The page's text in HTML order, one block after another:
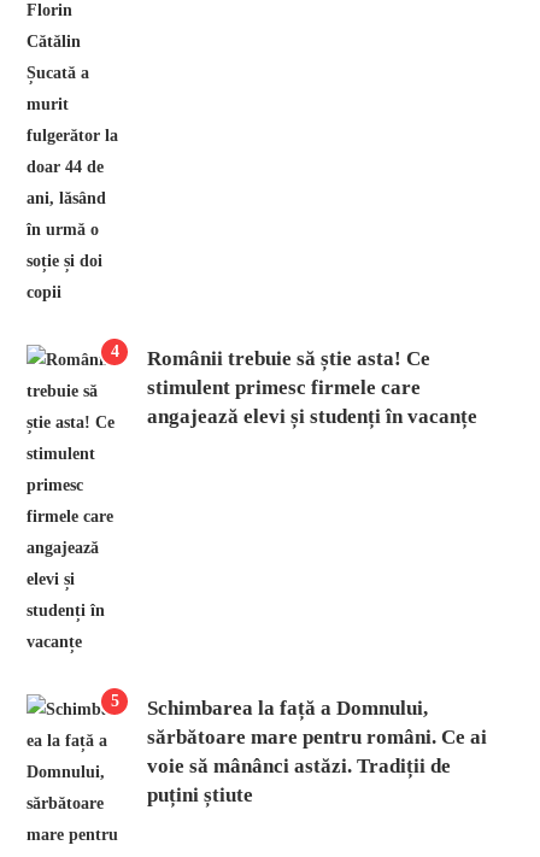
4
Românii trebuie să știe asta! Ce
stimulent primesc firmele care
angajează elevi și studenți în vacanțe
5
Schimbarea la față a Domnului,
sărbătoare mare pentru români. Ce ai
voie să mânânci astăzi. Tradiții de
puțini știute